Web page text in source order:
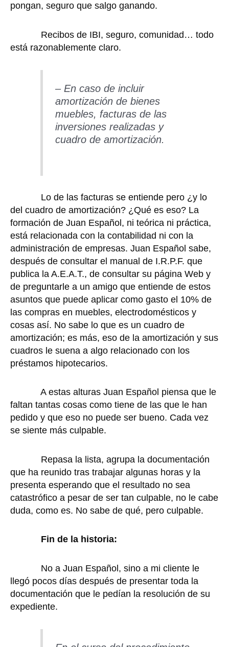
pongan, seguro que salgo ganando.
Recibos de IBI, seguro, comunidad… todo
está razonablemente claro.
– En caso de incluir
amortización de bienes
muebles, facturas de las
inversiones realizadas y
cuadro de amortización.
Lo de las facturas se entiende pero ¿y lo
del cuadro de amortización? ¿Qué es eso? La
formación de Juan Español, ni teórica ni práctica,
está relacionada con la contabilidad ni con la
administración de empresas. Juan Español sabe,
después de consultar el manual de I.R.P.F. que
publica la A.E.A.T., de consultar su página Web y
de preguntarle a un amigo que entiende de estos
asuntos que puede aplicar como gasto el 10% de
las compras en muebles, electrodomésticos y
cosas así. No sabe lo que es un cuadro de
amortización; es más, eso de la amortización y sus
cuadros le suena a algo relacionado con los
préstamos hipotecarios.
A estas alturas Juan Español piensa que le
faltan tantas cosas como tiene de las que le han
pedido y que eso no puede ser bueno. Cada vez
se siente más culpable.
Repasa la lista, agrupa la documentación
que ha reunido tras trabajar algunas horas y la
presenta esperando que el resultado no sea
catastrófico a pesar de ser tan culpable, no le cabe
duda, como es. No sabe de qué, pero culpable.
Fin de la historia:
No a Juan Español, sino a mi cliente le
llegó pocos días después de presentar toda la
documentación que le pedían la resolución de su
expediente.